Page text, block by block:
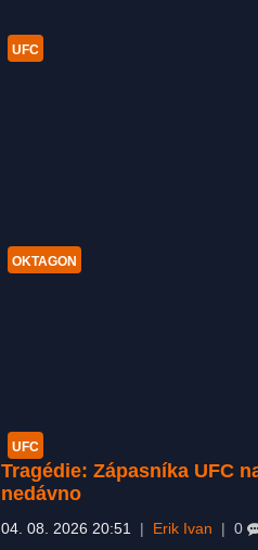
UFC
OKTAGON
UFC
Tragédie: Zápasníka UFC
nedávno
04. 08. 2026 20:51 | Erik Ivan | 0